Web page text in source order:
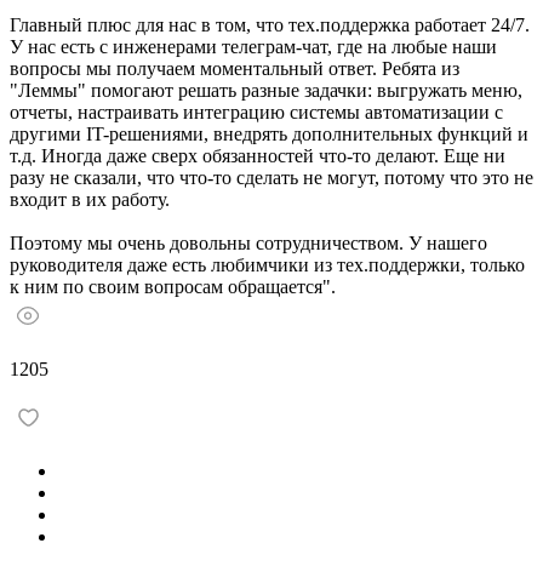
Главный плюс для нас в том, что тех.поддержка работает 24/7.
У нас есть с инженерами телеграм-чат, где на любые наши
вопросы мы получаем моментальный ответ. Ребята из
"Леммы" помогают решать разные задачки: выгружать меню,
отчеты, настраивать интеграцию системы автоматизации с
другими IT-решениями, внедрять дополнительных функций и
т.д. Иногда даже сверх обязанностей что-то делают. Еще ни
разу не сказали, что что-то сделать не могут, потому что это не
входит в их работу.
Поэтому мы очень довольны сотрудничеством. У нашего
руководителя даже есть любимчики из тех.поддержки, только
к ним по своим вопросам обращается".
1205